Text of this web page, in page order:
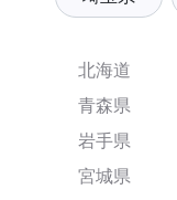
北海道
青森県
岩手県
宮城県